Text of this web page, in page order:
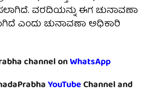
ವರದಿಯನ್ನು ಈಗ ಚುನಾವಣಾ
ಎಂದು ಚುನಾವಣಾ ಅಧಿಕಾರಿ
channel onWhatsApp
YouTubeChannel and